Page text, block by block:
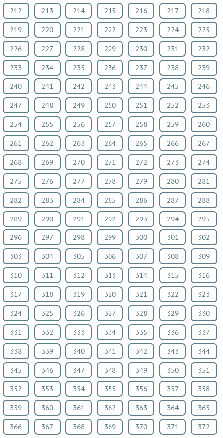
212 213 214 215 216 217 218
219 220 221 222 223 224 225
226 227 228 229 230 231 232
233 234 235 236 237 238 239
240 241 242 243 244 245 246
247 248 249 250 251 252 253
254 255 256 257 258 259 260
261 262 263 264 265 266 267
268 269 270 271 272 273 274
275 276 277 278 279 280 281
282 283 284 285 286 287 288
289 290 291 292 293 294 295
296 297 298 299 300 301 302
303 304 305 306 307 308 309
310 311 312 313 314 315 316
317 318 319 320 321 322 323
324 325 326 327 328 329 330
331 332 333 334 335 336 337
338 339 340 341 342 343 344
345 346 347 348 349 350 351
352 353 354 355 356 357 358
359 360 361 362 363 364 365
366 367 368 369 370 371 372